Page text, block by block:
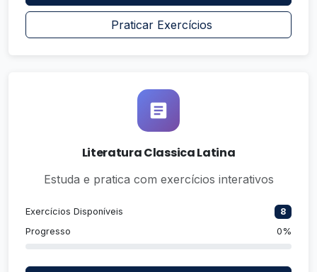
Praticar Exercícios
Literatura Classica Latina
Estuda e pratica com exercícios interativos
Exercícios Disponíveis
8
Progresso
0%